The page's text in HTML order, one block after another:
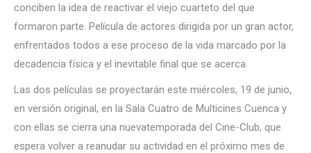
conciben la idea de reactivar el viejo cuarteto del que
formaron parte. Película de actores dirigida por un gran actor,
enfrentados todos a ese proceso de la vida marcado por la
decadencia física y el inevitable final que se acerca.
Las dos películas se proyectarán este miércoles, 19 de junio,
en versión original, en la Sala Cuatro de Multicines Cuenca y
con ellas se cierra una nuevatemporada del Cine-Club, que
espera volver a reanudar su actividad en el próximo mes de